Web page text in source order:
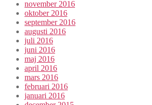
november 2016
oktober 2016
september 2016
augusti 2016
juli 2016
juni 2016
maj 2016
april 2016
mars 2016
februari 2016
januari 2016